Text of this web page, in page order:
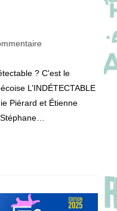
? C'est le
L’INDÉTECTABLE
Piérard et Étienne